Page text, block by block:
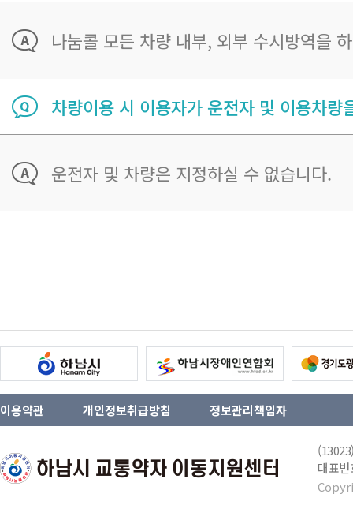
나눔콜 모든 차량 내부, 외부 수시방역을
차량이용 시 이용자가 운전자 및 이용차량
운전자 및 차량은 지정하실 수 없습니다.
이용약관 개인정보취급방침 정보관리책임자
대표